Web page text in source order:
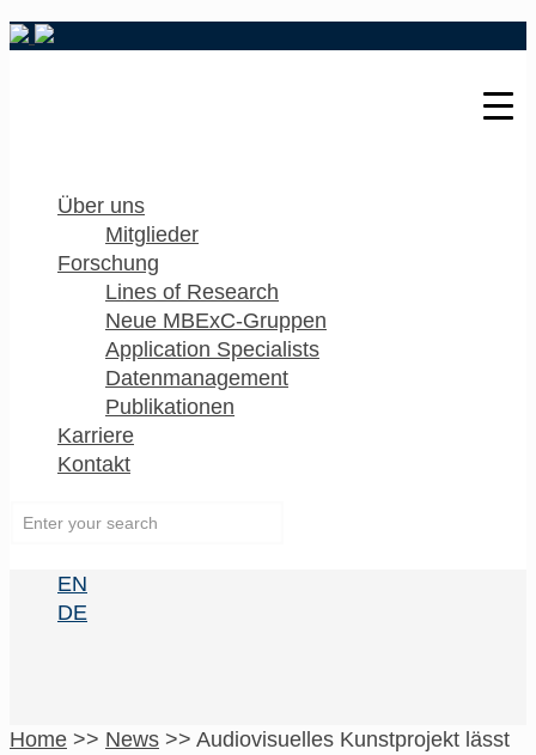
Über uns
Mitglieder
Forschung
Lines of Research
Neue MBExC-Gruppen
Application Specialists
Datenmanagement
Publikationen
Karriere
Kontakt
EN
DE
Home >> News >> Audiovisuelles Kunstprojekt lässt